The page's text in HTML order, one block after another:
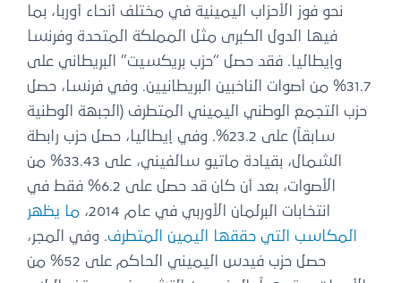
نحو فوز الأحزاب اليمينية في مختلف أنحاء أوربا، بما
فيها الدول الكبرى مثل المملكة المتحدة وفرنسا
وإيطاليا. فقد حصل “حزب بريكسيت” البريطاني على
31.7% من أصوات الناخبين البريطانيين. وفي فرنسا، حصل
حزب التجمع الوطني اليميني المتطرف (الجبهة الوطنية
سابقاً) على 23.2%. وفي إيطاليا، حصل حزب رابطة
الشمال، بقيادة ماتيو سالفيني، على 33.43% من
الأصوات، بعد أن كان قد حصل على 6.2% فقط في
انتخابات البرلمان الأوربي في عام 2014،
ما يظهر
المكاسب التي حققها اليمين المتطرف. وفي المجر،
حصل حزب فيدس اليميني الحاكم على 52% من